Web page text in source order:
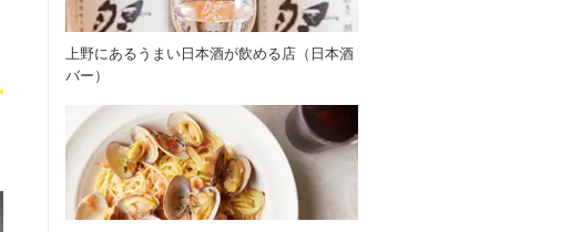
上野にあるうまい日本酒が飲める店（日本酒
バー）